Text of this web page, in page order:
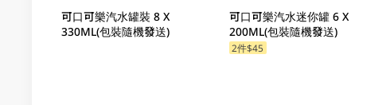
可口可樂汽水罐裝 8 X
330ML(包裝隨機發送)
可口可樂汽水迷你罐 6 X
200ML(包裝隨機發送)
2件$45